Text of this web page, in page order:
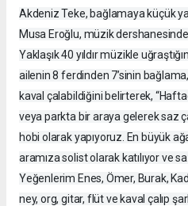
Akdeniz Teke, bağlamaya küçük
Musa Eroğlu, müzik dershanesinde
Yaklaşık 40 yıldır müzikle
ailenin 8 ferdinden 7’sinin
kaval çalabildiğini belirterek,
veya parkta bir araya gelerek saz
hobi olarak yapıyoruz. En büyük
aramıza solist olarak katılıyor ve
Yeğenlerim Enes, Ömer, Burak,
ney, org, gitar, flüt ve kaval çalıp